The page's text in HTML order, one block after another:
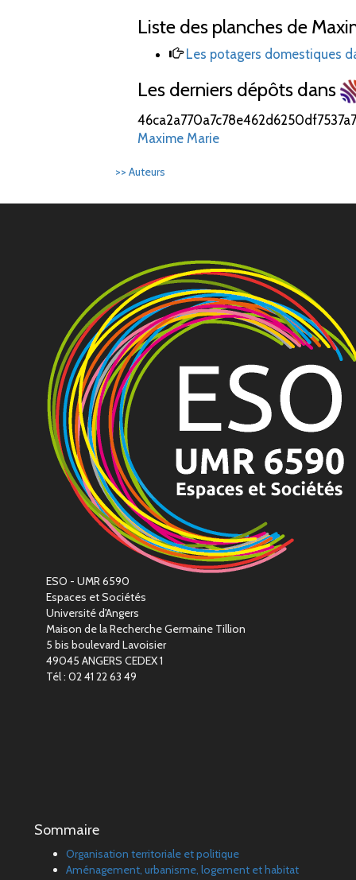
Liste des planches de
Les potagers domestiques
Les derniers dépôts dans
Maxime Marie
>> Auteurs
ESO - UMR 6590
Espaces et Sociétés
Université d'Angers
Maison de la Recherche Germaine Tillion
5 bis boulevard Lavoisier
49045 ANGERS CEDEX 1
Tél : 02 41 22 63 49
Sommaire
Organisation territoriale et politique
Aménagement, urbanisme, logement et habitat